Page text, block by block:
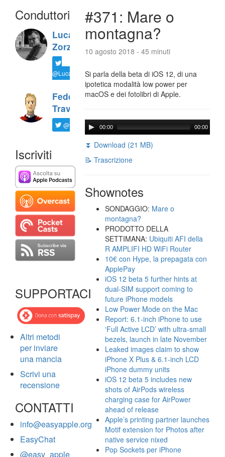
Conduttori
Luca
Zorzi
@LucaTNT
Federico
Travaini
@ftrava
Iscriviti
SUPPORTACI
Altri metodi
per inviare
una mancia
Scrivi una
recensione
CONTATTI
info@easyapple.org
EasyChat
@easy_apple
#371: Mare o
montagna?
10 agosto 2018 - 45 minuti
Si parla della beta di iOS 12, di una
ipotetica modalità low power per
macOS e dei fotolibri di Apple.
00:00 00:00
⏬ Download (21 MB)
📝 Trascrizione
Shownotes
SONDAGGIO: Mare o
montagna?
PRODOTTO DELLA
SETTIMANA: Ubiquiti AFI della
R AMPLIFI HD WiFi Router
10€ con Hype, la prepagata con
ApplePay
iOS 12 beta 5 further hints at
dual-SIM support coming to
future iPhone models
Low Power Mode on the Mac
Report: 6.1-inch iPhone to use
‘Full Active LCD’ with ultra-small
bezels, launch in late November
Leaked images claim to show
iPhone X Plus & 6.1-inch LCD
iPhone dummy units
iOS 12 beta 5 includes new
shots of AirPods wireless
charging case for AirPower
ahead of release
Apple’s printing partner launches
Motif extension for Photos after
native service nixed
Pop Sockets per iPhone